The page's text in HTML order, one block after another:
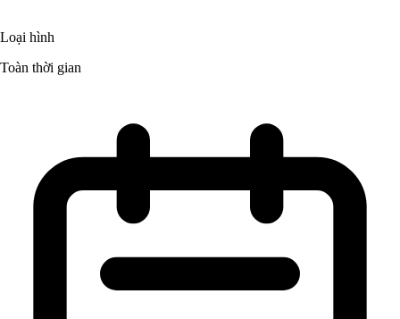
Loại hình
Toàn thời gian